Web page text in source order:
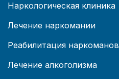
Наркологическая клиника
Лечение наркомании
Реабилитация наркоманов
Лечение алкоголизма